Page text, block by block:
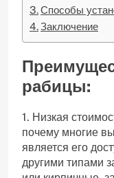
Способы
Заключение
рабицы:
1. Низкая
почему многие
является его
другими типами